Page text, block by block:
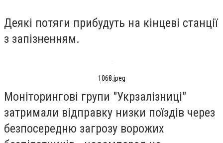
Деякі потяги прибудуть на кінцеві станції
з запізненням.
1068.jpeg
Моніторингові групи "Укрзалізниці"
затримали відправку низки поїздів через
безпосередню загрозу ворожих